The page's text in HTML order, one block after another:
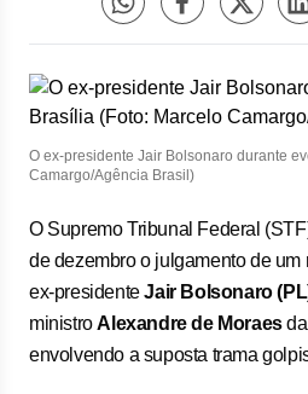
O ex-presidente Jair Bolsonaro durante
Camargo/Agência Brasil)
O Supremo Tribunal Federal
de dezembro o julgamento de
ex-presidenteJair Bolsonaro
ministroAlexandre de Moraesda
envolvendo a suposta trama